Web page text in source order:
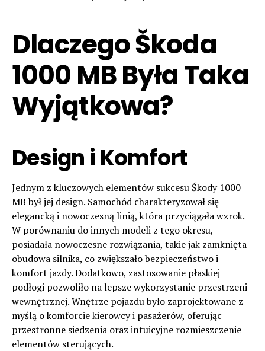
Dlaczego Škoda
1000 MB Była Taka
Wyjątkowa?
Design i Komfort
Jednym z kluczowych elementów sukcesu Škody 1000
MB był jej design. Samochód charakteryzował się
elegancką i nowoczesną linią, która przyciągała wzrok.
W porównaniu do innych modeli z tego okresu,
posiadała nowoczesne rozwiązania, takie jak zamknięta
obudowa silnika, co zwiększało bezpieczeństwo i
komfort jazdy. Dodatkowo, zastosowanie płaskiej
podłogi pozwoliło na lepsze wykorzystanie przestrzeni
wewnętrznej. Wnętrze pojazdu było zaprojektowane z
myślą o komforcie kierowcy i pasażerów, oferując
przestronne siedzenia oraz intuicyjne rozmieszczenie
elementów sterujących.